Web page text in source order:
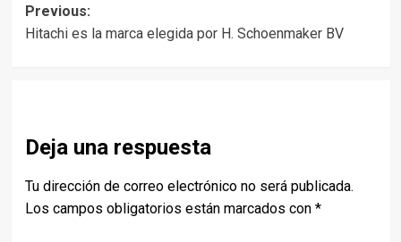
Post
Previous:
Hitachi es la marca elegida por H. Schoenmaker BV
Deja una respuesta
Tu dirección de correo electrónico no será publicada.
Los campos obligatorios están marcados con *